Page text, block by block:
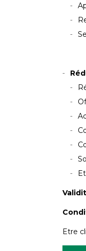
Etre